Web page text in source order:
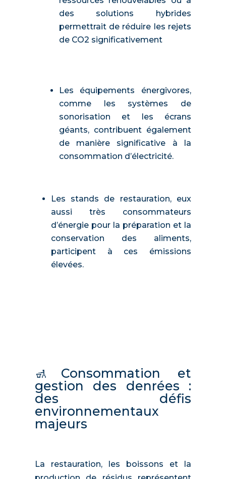
des solutions hybrides
permettrait de réduire les rejets
de CO2 significativement
Les équipements énergivores,
comme les systèmes de
sonorisation et les écrans
géants, contribuent également
de manière significative à la
consommation d’électricité.
Les stands de restauration, eux
aussi très consommateurs
d’énergie pour la préparation et la
conservation des aliments,
participent à ces émissions
élevées.
🚮Consommation et
gestion des denrées :
des défis
environnementaux
majeurs
La restauration, les boissons et la